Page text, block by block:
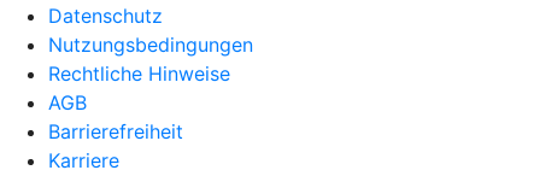
Datenschutz
Nutzungsbedingungen
Rechtliche Hinweise
AGB
Barrierefreiheit
Karriere